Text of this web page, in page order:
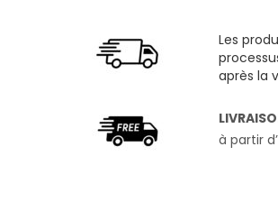
Les
après la
à partir